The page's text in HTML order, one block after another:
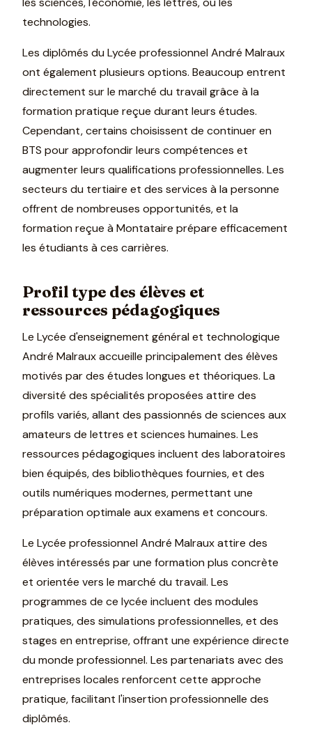
technologies.
Les diplômés du Lycée professionnel André Malraux
ont également plusieurs options. Beaucoup entrent
directement sur le marché du travail grâce à la
formation pratique reçue durant leurs études.
Cependant, certains choisissent de continuer en
BTS pour approfondir leurs compétences et
augmenter leurs qualifications professionnelles. Les
secteurs du tertiaire et des services à la personne
offrent de nombreuses opportunités, et la
formation reçue à Montataire prépare efficacement
les étudiants à ces carrières.
Profil type des élèves et
ressources pédagogiques
Le Lycée d'enseignement général et technologique
André Malraux accueille principalement des élèves
motivés par des études longues et théoriques. La
diversité des spécialités proposées attire des
profils variés, allant des passionnés de sciences aux
amateurs de lettres et sciences humaines. Les
ressources pédagogiques incluent des laboratoires
bien équipés, des bibliothèques fournies, et des
outils numériques modernes, permettant une
préparation optimale aux examens et concours.
Le Lycée professionnel André Malraux attire des
élèves intéressés par une formation plus concrète
et orientée vers le marché du travail. Les
programmes de ce lycée incluent des modules
pratiques, des simulations professionnelles, et des
stages en entreprise, offrant une expérience directe
du monde professionnel. Les partenariats avec des
entreprises locales renforcent cette approche
pratique, facilitant l'insertion professionnelle des
diplômés.